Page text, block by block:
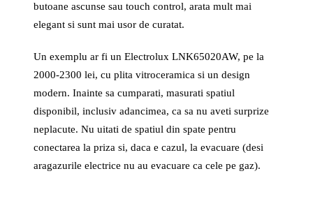
butoane ascunse sau touch control, arata mult mai
elegant si sunt mai usor de curatat.
Un exemplu ar fi un Electrolux LNK65020AW, pe la
2000-2300 lei, cu plita vitroceramica si un design
modern. Inainte sa cumparati, masurati spatiul
disponibil, inclusiv adancimea, ca sa nu aveti surprize
neplacute. Nu uitati de spatiul din spate pentru
conectarea la priza si, daca e cazul, la evacuare (desi
aragazurile electrice nu au evacuare ca cele pe gaz).